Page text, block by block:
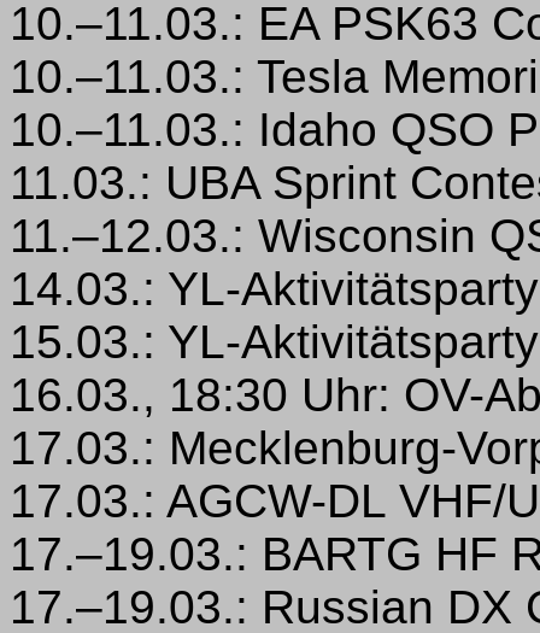
10.–11.03.: EA PSK63
10.–11.03.: Tesla
10.–11.03.: Idaho QSO
11.03.: UBA Sprint
11.–12.03.: Wisconsin
14.03.: YL-Aktivitätsparty
15.03.: YL-Aktivitätsparty
16.03., 18:30 Uhr: OV-
17.03.: Mecklenburg-
17.03.: AGCW-DL VHF/
17.–19.03.: BARTG HF
17.–19.03.: Russian DX